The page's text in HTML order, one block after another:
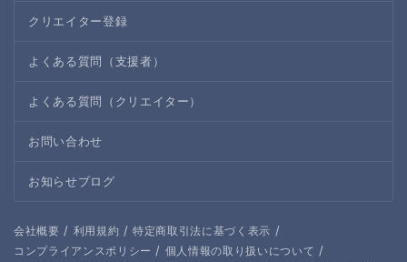
クリエイター登録
よくある質問（支援者）
よくある質問（クリエイター）
お問い合わせ
お知らせブログ
会社概要 / 利用規約 / 特定商取引法に基づく表示 /
コンプライアンスポリシー / 個人情報の取り扱いについて /